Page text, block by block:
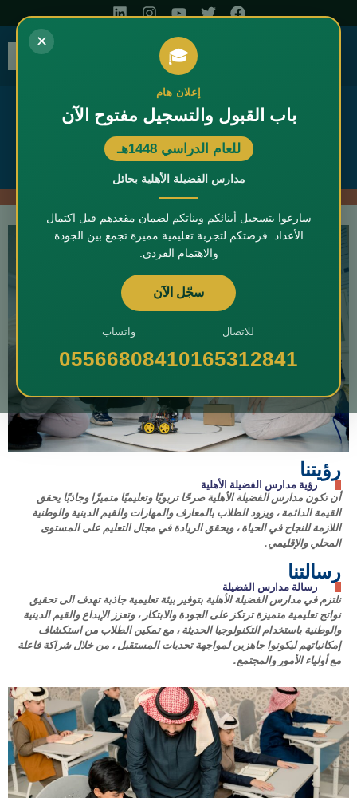
✕
🎓
إعلان هام
باب القبول والتسجيل مفتوح الآن
للعام الدراسي 1448هـ
مدارس الفضيلة الأهلية بحائل
سارعوا بتسجيل أبنائكم وبناتكم لضمان مقعدهم قبل اكتمال
الأعداد. فرصتكم لتجربة تعليمية مميزة تجمع بين الجودة
والاهتمام الفردي.
سجّل الآن
للاتصال
0165312841
واتساب
0556680841
رؤيتنا
رؤية مدارس الفضيلة الأهلية
أن تكون مدارس الفضيلة الأهلية صرحًا تربويًا وتعليميًا متميزًا وجاذبًا يحقق
القيمة الدائمة ، ويزود الطلاب بالمعارف والمهارات والقيم الدينية والوطنية
اللازمة للنجاح في الحياة ، ويحقق الريادة في مجال التعليم على المستوى
المحلي والإقليمي.
رسالتنا
رسالة مدارس الفضيلة
نلتزم في مدارس الفضيلة الأهلية بتوفير بيئة تعليمية جاذبة تهدف الى تحقيق
نواتج تعليمية متميزة ترتكز على الجودة والابتكار ، وتعزز الإبداع والقيم الدينية
والوطنية باستخدام التكنولوجيا الحديثة ، مع تمكين الطلاب من استكشاف
إمكانياتهم ليكونوا جاهزين لمواجهة تحديات المستقبل ، من خلال شراكة فاعلة
مع أولياء الأمور والمجتمع.